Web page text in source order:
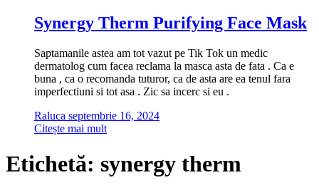
Synergy Therm Purifying Face Mask
Saptamanile astea am tot vazut pe Tik Tok un medic
dermatolog cum facea reclama la masca asta de fata . Ca e
buna , ca o recomanda tuturor, ca de asta are ea tenul fara
imperfectiuni si tot asa . Zic sa incerc si eu .
Raluca septembrie 16, 2024
Citește mai mult
Etichetă: synergy therm